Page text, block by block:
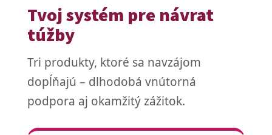
Tvoj systém pre návrat
túžby
Tri produkty, ktoré sa navzájom
dopĺňajú – dlhodobá vnútorná
podpora aj okamžitý zážitok.